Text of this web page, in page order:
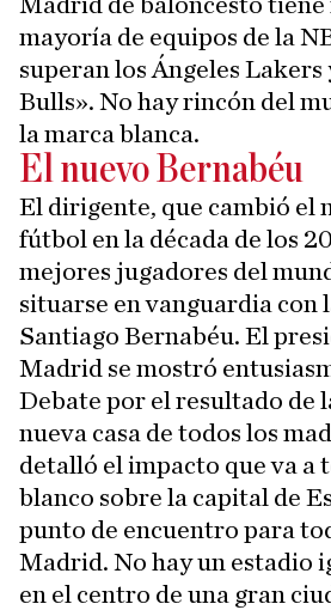
mayoría de equipos de la
superan los Ángeles Lakers
Bulls». No hay rincón del
la marca blanca.
El nuevo Bernabéu
El dirigente, que cambió el
fútbol en la década de los
mejores jugadores del
situarse en vanguardia con
Santiago Bernabéu. El
Madrid se mostró
Debate por el resultado de
nueva casa de todos los
detalló el impacto que va a
blanco sobre la capital de
punto de encuentro para
Madrid. No hay un estadio
en el centro de una gran